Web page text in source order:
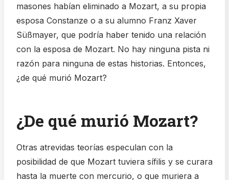
masones habían eliminado a Mozart, a su propia
esposa Constanze o a su alumno Franz Xaver
Süßmayer, que podría haber tenido una relación
con la esposa de Mozart. No hay ninguna pista ni
razón para ninguna de estas historias. Entonces,
¿de qué murió Mozart?
¿De qué murió Mozart?
Otras atrevidas teorías especulan con la
posibilidad de que Mozart tuviera sífilis y se curara
hasta la muerte con mercurio, o que muriera a